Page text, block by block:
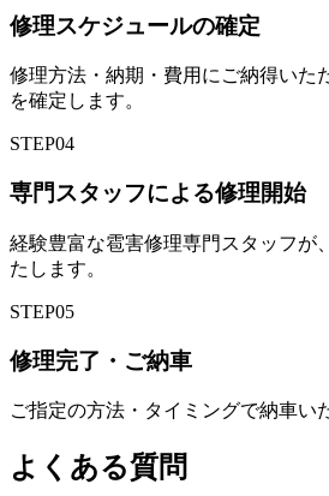
修理スケジュールの確定
修理方法・納期・費用にご納得いた
を確定します。
STEP04
専門スタッフによる修理開始
経験豊富な雹害修理専門スタッフが
たします。
STEP05
修理完了・ご納車
ご指定の方法・タイミングで納車い
よくある質問